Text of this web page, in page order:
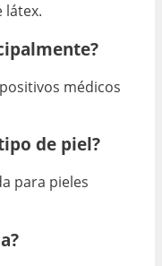
látex.
médicos
de piel?
para pieles